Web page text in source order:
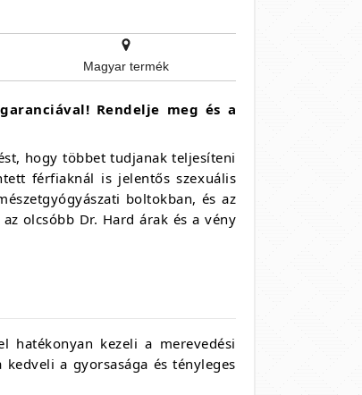
Magyar termék
Rendelje meg és a
hogy többet tudjanak teljesíteni
férfiaknál is jelentős szexuális
boltokban, és az
olcsóbb Dr. Hard árak és a vény
hatékonyan kezeli a merevedési
a gyorsasága és tényleges